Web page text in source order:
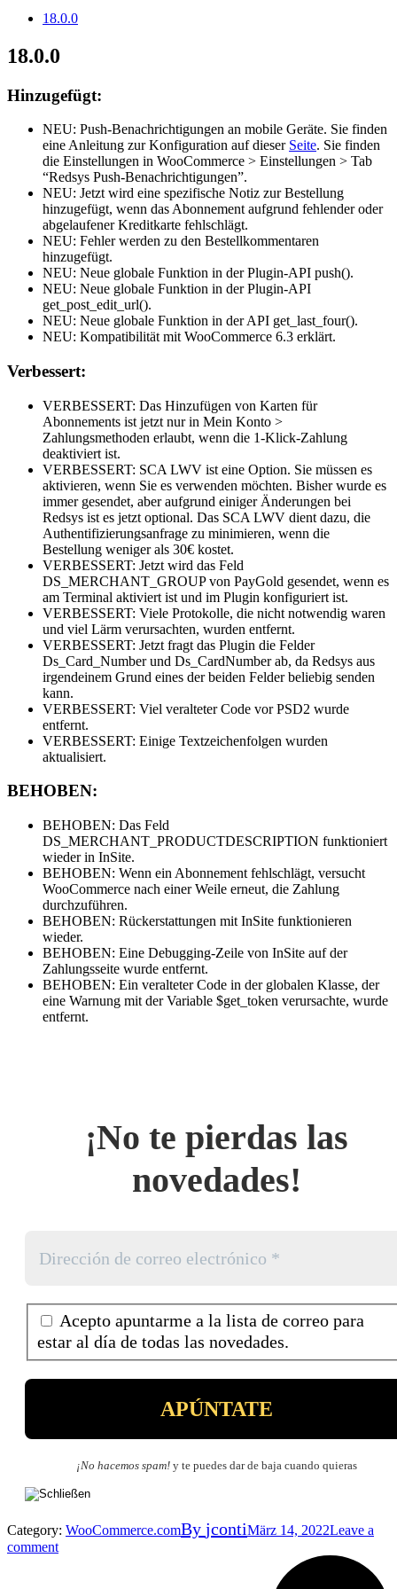
18.0.0
18.0.0
Hinzugefügt:
NEU: Push-Benachrichtigungen an mobile Geräte. Sie finden
eine Anleitung zur Konfiguration auf dieser Seite. Sie finden
die Einstellungen in WooCommerce > Einstellungen > Tab
“Redsys Push-Benachrichtigungen”.
NEU: Jetzt wird eine spezifische Notiz zur Bestellung
hinzugefügt, wenn das Abonnement aufgrund fehlender oder
abgelaufener Kreditkarte fehlschlägt.
NEU: Fehler werden zu den Bestellkommentaren
hinzugefügt.
NEU: Neue globale Funktion in der Plugin-API push().
NEU: Neue globale Funktion in der Plugin-API
get_post_edit_url().
NEU: Neue globale Funktion in der API get_last_four().
NEU: Kompatibilität mit WooCommerce 6.3 erklärt.
Verbessert:
VERBESSERT: Das Hinzufügen von Karten für
Abonnements ist jetzt nur in Mein Konto >
Zahlungsmethoden erlaubt, wenn die 1-Klick-Zahlung
deaktiviert ist.
VERBESSERT: SCA LWV ist eine Option. Sie müssen es
aktivieren, wenn Sie es verwenden möchten. Bisher wurde es
immer gesendet, aber aufgrund einiger Änderungen bei
Redsys ist es jetzt optional. Das SCA LWV dient dazu, die
Authentifizierungsanfrage zu minimieren, wenn die
Bestellung weniger als 30€ kostet.
VERBESSERT: Jetzt wird das Feld
DS_MERCHANT_GROUP von PayGold gesendet, wenn es
am Terminal aktiviert ist und im Plugin konfiguriert ist.
VERBESSERT: Viele Protokolle, die nicht notwendig waren
und viel Lärm verursachten, wurden entfernt.
VERBESSERT: Jetzt fragt das Plugin die Felder
Ds_Card_Number und Ds_CardNumber ab, da Redsys aus
irgendeinem Grund eines der beiden Felder beliebig senden
kann.
VERBESSERT: Viel veralteter Code vor PSD2 wurde
entfernt.
VERBESSERT: Einige Textzeichenfolgen wurden
aktualisiert.
BEHOBEN:
BEHOBEN: Das Feld
DS_MERCHANT_PRODUCTDESCRIPTION funktioniert
wieder in InSite.
BEHOBEN: Wenn ein Abonnement fehlschlägt, versucht
WooCommerce nach einer Weile erneut, die Zahlung
durchzuführen.
BEHOBEN: Rückerstattungen mit InSite funktionieren
wieder.
BEHOBEN: Eine Debugging-Zeile von InSite auf der
Zahlungsseite wurde entfernt.
BEHOBEN: Ein veralteter Code in der globalen Klasse, der
eine Warnung mit der Variable $get_token verursachte, wurde
entfernt.
¡No te pierdas las
novedades!
Acepto apuntarme a la lista de correo para
estar al día de todas las novedades.
¡No hacemos spam!y te puedes dar de baja cuando quieras
Category: WooCommerce.comBy jcontiMärz 14, 2022Leave a
comment